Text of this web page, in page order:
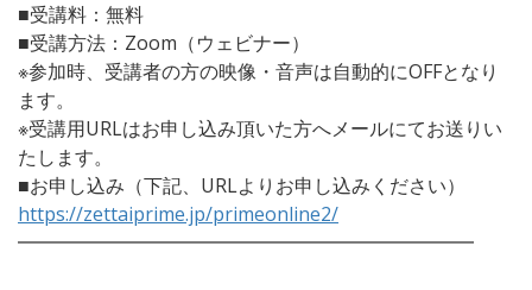
■受講料：無料
■受講方法：Zoom（ウェビナー）
※参加時、受講者の方の映像・音声は自動的にOFFとなり
ます。
※受講用URLはお申し込み頂いた方へメールにてお送りい
たします。
■お申し込み（下記、URLよりお申し込みください）
https://zettaiprime.jp/primeonline2/
━━━━━━━━━━━━━━━━━━━━━━━━